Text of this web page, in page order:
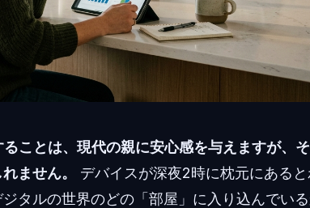
ことは、現代の親に安心感を与えますが、
ません。
デバイスが深夜2時に枕元にある
タルの世界のどの「部屋」に入り込んでい